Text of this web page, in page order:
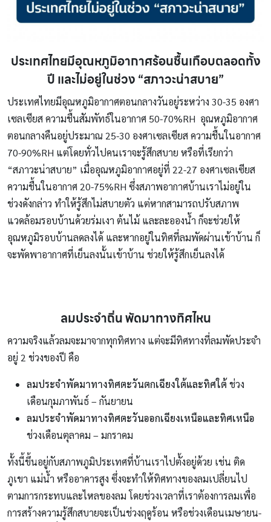
ประเทศไทยมีอุณหภูมิอากาศร้อนชื้นเกือบตลอดทั้ง
ปี และไม่อยู่ในช่วง “สภาวะน่าสบาย”
ประเทศไทยมีอุณหภูมิอากาศตอนกลางวันอยู่ระหว่าง 30-35 องศา
เซลเซียส ความชื้นสัมพัทธ์ในอากาศ 50-70%RH อุณหภูมิอากาศ
ตอนกลางคืนอยู่ประมาณ 25-30 องศาเซลเซียส ความชื้นในอากาศ
70-90%RH แต่โดยทั่วไปคนเราจะรู้สึกสบาย หรือที่เรียกว่า
“สภาวะน่าสบาย” เมื่ออุณหภูมิอากาศอยู่ที่ 22-27 องศาเซลเซียส
ความชื้นในอากาศ 20-75%RH ซึ่งสภาพอากาศบ้านเราไม่อยู่ใน
ช่วงดังกล่าว ทำให้รู้สึกไม่สบายตัว แต่หากสามารถปรับสภาพ
แวดล้อมรอบบ้านด้วยร่มเงา ต้นไม้ และละอองน้ำ ก็จะช่วยให้
อุณหภูมิรอบบ้านลดลงได้ และหากอยู่ในทิศที่ลมพัดผ่านเข้าบ้าน ก็
จะพัดพาอากาศที่เย็นลงนั้นเข้าบ้าน ช่วยให้รู้สึกเย็นลงได้
ลมประจำถิ่น พัดมาทางทิศไหน
ความจริงแล้วลมจะมาจากทุกทิศทาง แต่จะมีทิศทางที่ลมพัดประจำ
อยู่ 2 ช่วงของปี คือ
ลมประจำพัดมาทางทิศตะวันตกเฉียงใต้และทิศใต้ช่วง
เดือนกุมภาพันธ์ – กันยายน
ลมประจำพัดมาทางทิศตะวันออกเฉียงเหนือและทิศเหนือ
ช่วงเดือนตุลาคม – มกราคม
ทั้งนี้ขึ้นอยู่กับสภาพภูมิประเทศที่บ้านเราไปตั้งอยู่ด้วย เช่น ติด
ภูเขา แม่น้ำ หรืออาคารสูง ซึ่งจะทำให้ทิศทางของลมเปลี่ยนไป
ตามการกระทบและไหลของลม โดยช่วงเวลาที่เราต้องการลมเพื่อ
การสร้างความรู้สึกสบายจะเป็นช่วงฤดูร้อน หรือช่วงเดือนเมษายน-